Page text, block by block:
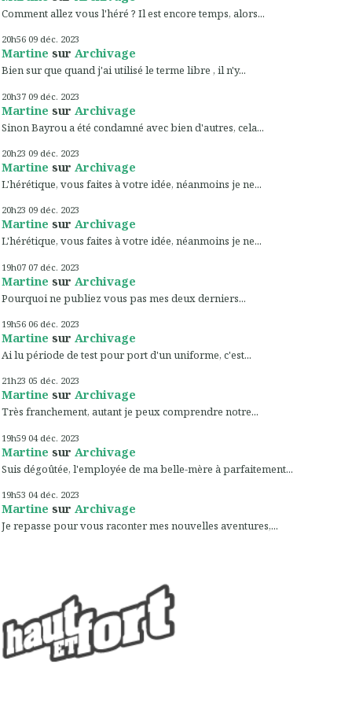
Comment allez vous l'héré ? Il est encore temps, alors...
20h56 09 déc. 2023
Martine sur Archivage
Bien sur que quand j'ai utilisé le terme libre , il n'y...
20h37 09 déc. 2023
Martine sur Archivage
Sinon Bayrou a été condamné avec bien d'autres, cela...
20h23 09 déc. 2023
Martine sur Archivage
L'hérétique, vous faites à votre idée, néanmoins je ne...
20h23 09 déc. 2023
Martine sur Archivage
L'hérétique, vous faites à votre idée, néanmoins je ne...
19h07 07 déc. 2023
Martine sur Archivage
Pourquoi ne publiez vous pas mes deux derniers...
19h56 06 déc. 2023
Martine sur Archivage
Ai lu période de test pour port d'un uniforme, c'est...
21h23 05 déc. 2023
Martine sur Archivage
Très franchement, autant je peux comprendre notre...
19h59 04 déc. 2023
Martine sur Archivage
Suis dégoûtée, l'employée de ma belle-mère à parfaitement...
19h53 04 déc. 2023
Martine sur Archivage
Je repasse pour vous raconter mes nouvelles aventures,...